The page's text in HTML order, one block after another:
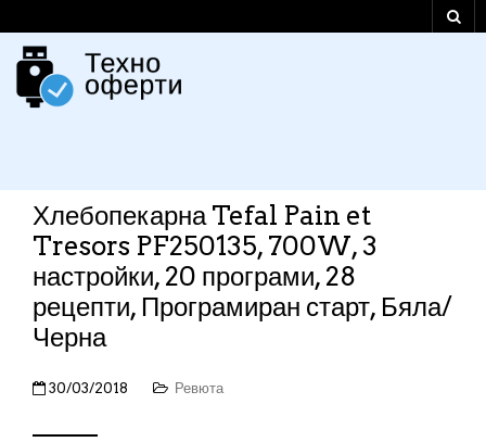
Хлебопекарна Tefal Pain et
Tresors PF250135, 700W, 3
настройки, 20 програми, 28
рецепти, Програмиран старт, Бяла/
Черна
30/03/2018 Ревюта